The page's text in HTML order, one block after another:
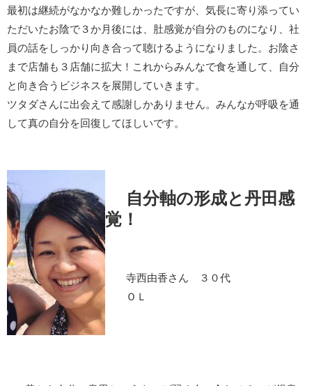
最初は継続がなかなか難しかったですが、気長に寄り添ってい
ただいたお陰で３か月後には、肚感覚が自分のものになり、社
員の話をしっかり向き合って聴けるようになりました。お陰さ
まで店舗も３店舗に拡大！これからみんなで食を通して、自分
と向き合うビジネスを展開していきます。
ツタダさんに出会えて感謝しかありません。みんなが呼吸を通
して真の自分を回復してほしいです。
自分軸の形成と丹田感
覚！
寺西由香さん ３０代
ＯＬ